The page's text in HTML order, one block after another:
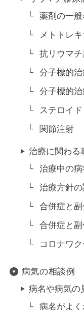
薬剤の一
メトトレ
抗リウマ
分子標的
分子標的
ステロイド
関節注射
治療に関わる
治療中の
治療方針
合併症と副
合併症と
コロナワ
病気の相談例
病名や病気の
病名がよ